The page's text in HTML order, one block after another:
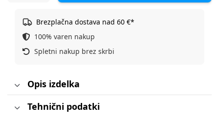
Brezplačna dostava nad 60 €*
100% varen nakup
Spletni nakup brez skrbi
Opis izdelka
Tehnični podatki